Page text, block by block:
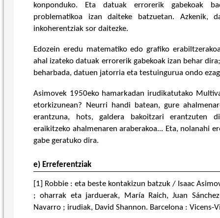
konponduko. Eta datuak errorerik gabekoak
problematikoa izan daiteke batzuetan. Azkenik,
inkoherentziak sor daitezke.
Edozein eredu matematiko edo grafiko
ahal izateko datuak errorerik gabekoak izan behar
beharbada, datuen jatorria eta testuingurua ondo
Asimovek 1950eko hamarkadan irudikatutako
etorkizunean? Neurri handi batean, gure
erantzuna, hots, galdera bakoitzari erantzuten
eraikitzeko ahalmenaren araberakoa... Eta, nolanahi
gabe geratuko dira.
e) Erreferentziak
[1] Robbie : eta beste kontakizun batzuk / Isaac
; oharrak eta jarduerak, María Raich, Juan
Navarro ; irudiak, David Shannon. Barcelona : Vicens-